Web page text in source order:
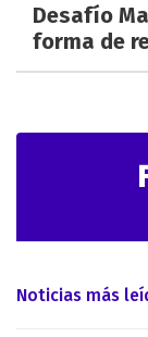
Desafío
forma de
Noticias más